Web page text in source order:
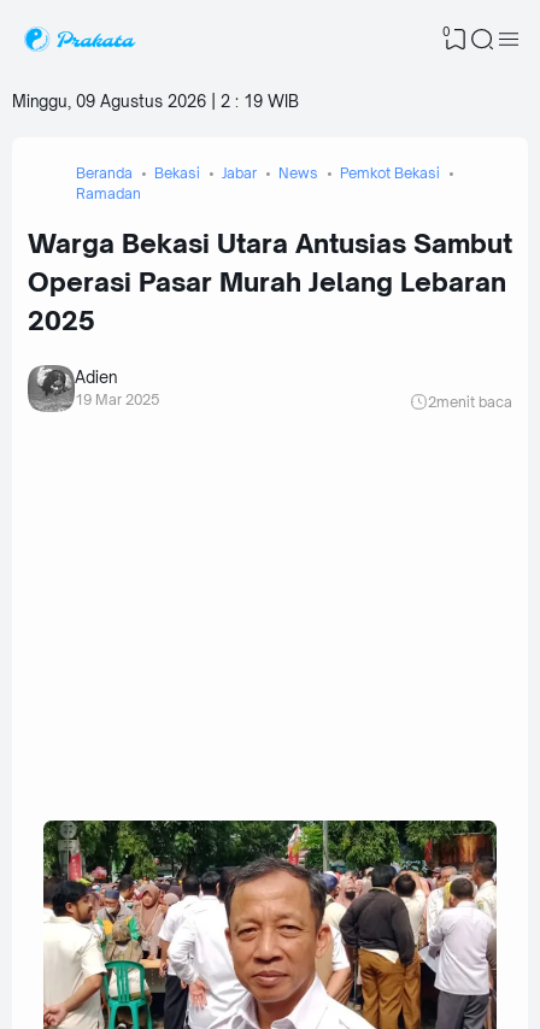
0
Minggu, 09 Agustus 2026 | 2 : 19 WIB
Beranda Bekasi Jabar News
Pemkot Bekasi
Ramadan
Warga Bekasi Utara Antusias Sambut
Operasi Pasar Murah Jelang Lebaran
2025
Adien
19 Mar 2025 2menit baca